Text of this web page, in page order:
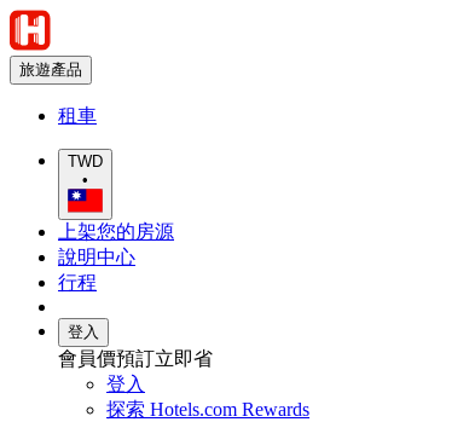
旅遊產品
租車
TWD
•
上架您的房源
說明中心
行程
登入
會員價預訂立即省
登入
探索 Hotels.com Rewards